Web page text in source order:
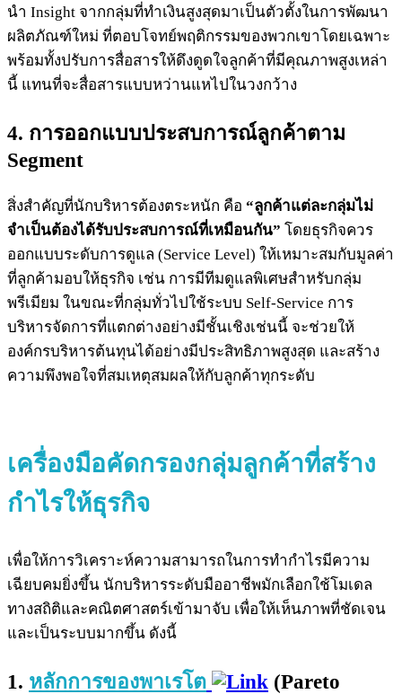
นำ Insight จากกลุ่มที่ทำเงินสูงสุดมาเป็นตัวตั้งในการพัฒนา
ผลิตภัณฑ์ใหม่ ที่ตอบโจทย์พฤติกรรมของพวกเขาโดยเฉพาะ
พร้อมทั้งปรับการสื่อสารให้ดึงดูดใจลูกค้าที่มีคุณภาพสูงเหล่า
นี้ แทนที่จะสื่อสารแบบหว่านแหไปในวงกว้าง
4. การออกแบบประสบการณ์ลูกค้าตาม
Segment
สิ่งสำคัญที่นักบริหารต้องตระหนัก คือ “ลูกค้าแต่ละกลุ่มไม่
จำเป็นต้องได้รับประสบการณ์ที่เหมือนกัน” โดยธุรกิจควร
ออกแบบระดับการดูแล (Service Level) ให้เหมาะสมกับมูลค่า
ที่ลูกค้ามอบให้ธุรกิจ เช่น การมีทีมดูแลพิเศษสำหรับกลุ่ม
พรีเมียม ในขณะที่กลุ่มทั่วไปใช้ระบบ Self-Service การ
บริหารจัดการที่แตกต่างอย่างมีชั้นเชิงเช่นนี้ จะช่วยให้
องค์กรบริหารต้นทุนได้อย่างมีประสิทธิภาพสูงสุด และสร้าง
ความพึงพอใจที่สมเหตุสมผลให้กับลูกค้าทุกระดับ
เครื่องมือคัดกรองกลุ่มลูกค้าที่สร้าง
กำไรให้ธุรกิจ
เพื่อให้การวิเคราะห์ความสามารถในการทำกำไรมีความ
เฉียบคมยิ่งขึ้น นักบริหารระดับมืออาชีพมักเลือกใช้โมเดล
ทางสถิติและคณิตศาสตร์เข้ามาจับ เพื่อให้เห็นภาพที่ชัดเจน
และเป็นระบบมากขึ้น ดังนี้
1. หลักการของพาเรโต
(Pareto